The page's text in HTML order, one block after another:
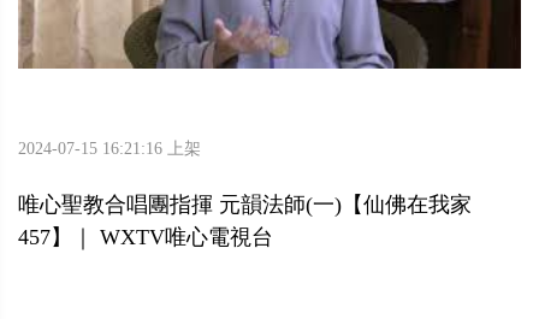
2024-07-15 16:21:16 上架
唯心聖教合唱團指揮 元韻法師(一)【仙佛在我家
457】｜ WXTV唯心電視台